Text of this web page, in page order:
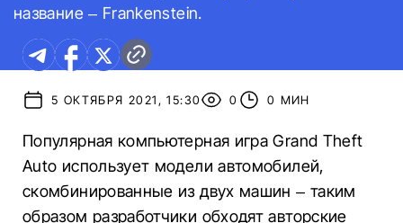
название – Frankenstein.
5 ОКТЯБРЯ 2021, 15:30 0 0 МИН
Популярная компьютерная игра Grand Theft
Auto использует модели автомобилей,
скомбинированные из двух машин – таким
образом разработчики обходят авторские